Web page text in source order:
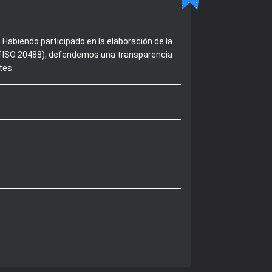
participado en la elaboración de la
20488), defendemos una transparencia